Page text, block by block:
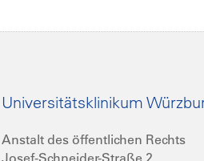
Universitätsklinikum
Anstalt des öffentlichen Rechts
Josef-Schneider-Straße 2